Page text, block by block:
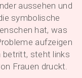
aussehen und
symbolische
hat, was
aufzeigen
betritt, steht links
Frauen druckt.